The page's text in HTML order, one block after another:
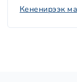
Кененирээк